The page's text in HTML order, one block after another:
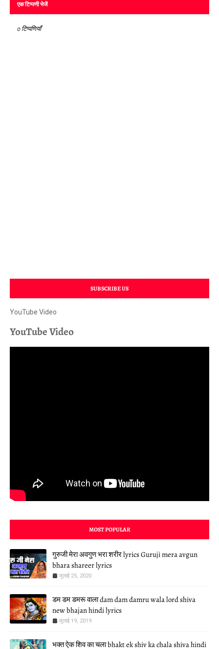
एक टिप्पणी भेजें
0 टिप्पणियाँ
SUBSCRIBE US
YouTube Video
YouTube Video
MOST POPULAR
गुरुजी मेरा अवगुण भरा शरीर lyrics Guruji mera avgun
bhara shareer lyrics
जुलाई 25, 2020
डम डम डमरू वाला dam dam damru wala lord shiva
new bhajan hindi lyrics
जुलाई 19, 2019
भक्त ऐक शिव का चला bhakt ek shiv ka chala shiva hindi